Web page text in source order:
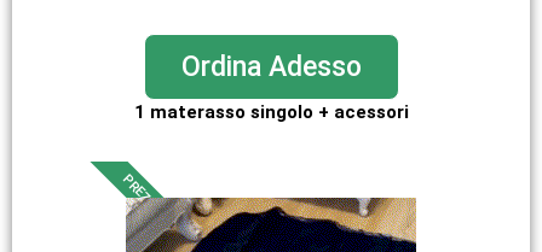
Ordina Adesso
1 materasso singolo + acessori
PREZZO OK